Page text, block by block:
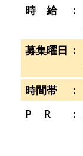
時 給
募集曜日
時間帯
P R